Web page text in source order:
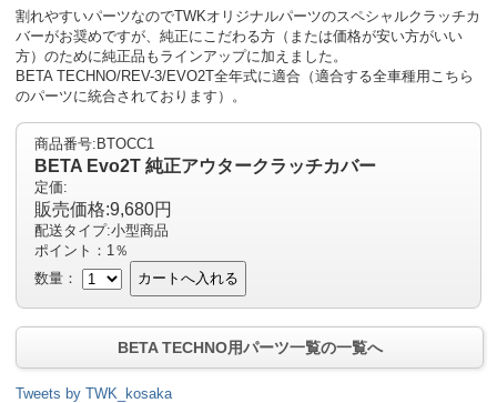
割れやすいパーツなのでTWKオリジナルパーツのスペシャルクラッチカ
バーがお奨めですが、純正にこだわる方（または価格が安い方がいい
方）のために純正品もラインアップに加えました。
BETA TECHNO/REV-3/EVO2T全年式に適合（適合する全車種用こちら
のパーツに統合されております）。
商品番号:BTOCC1
BETA Evo2T 純正アウタークラッチカバー
定価:
販売価格:9,680円
配送タイプ:小型商品
ポイント：1％
数量：
カートへ入れる
BETA TECHNO用パーツ一覧の一覧へ
Tweets by TWK_kosaka